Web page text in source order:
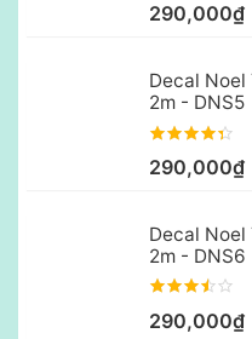
290,000₫
Decal Noel
2m - DNS5
290,000₫
Decal Noel
2m - DNS6
290,000₫